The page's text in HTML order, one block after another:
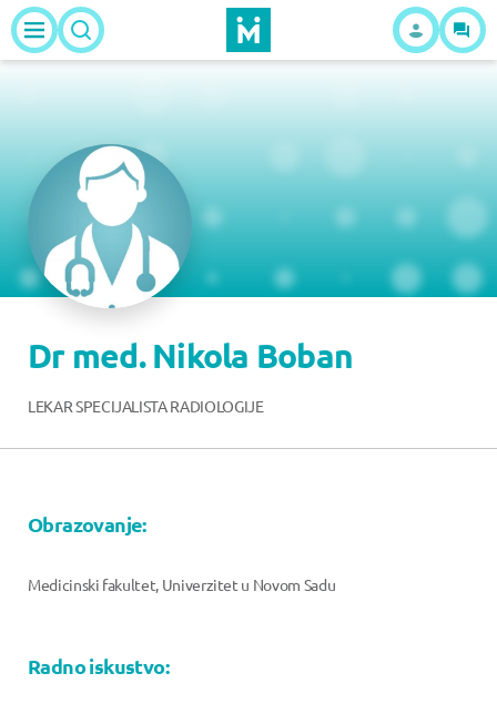
Dr med. Nikola Boban
LEKAR SPECIJALISTA RADIOLOGIJE
Obrazovanje:
Medicinski fakultet, Univerzitet u Novom Sadu
Radno iskustvo: